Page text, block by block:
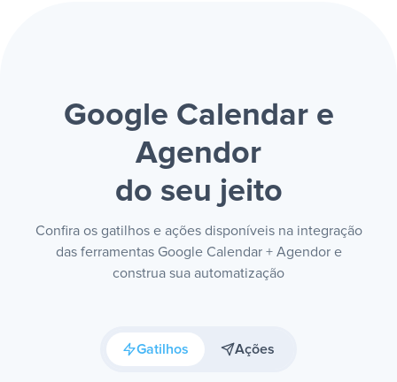
Google Calendar e
Agendor
do seu jeito
Confira os gatilhos e ações disponíveis na integração
das ferramentas Google Calendar + Agendor e
construa sua automatização
Gatilhos Ações